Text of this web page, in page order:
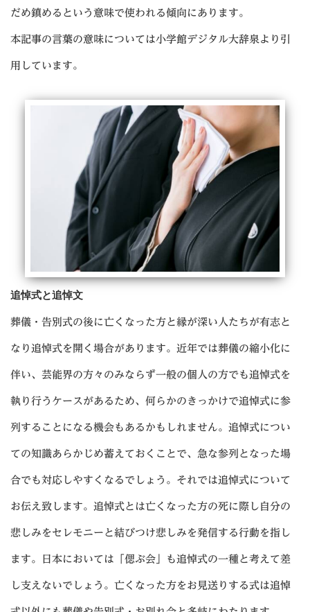
だめ鎮めるという意味で使われる傾向にあります。
本記事の言葉の意味については小学館デジタル大辞泉より引
用しています。
追悼式と追悼文
葬儀・告別式の後に亡くなった方と縁が深い人たちが有志と
なり追悼式を開く場合があります。近年では葬儀の縮小化に
伴い、芸能界の方々のみならず一般の個人の方でも追悼式を
執り行うケースがあるため、何らかのきっかけで追悼式に参
列することになる機会もあるかもしれません。追悼式につい
ての知識あらかじめ蓄えておくことで、急な参列となった場
合でも対応しやすくなるでしょう。それでは追悼式について
お伝え致します。追悼式とは亡くなった方の死に際し自分の
悲しみをセレモニーと結びつけ悲しみを発信する行動を指し
ます。日本においては「偲ぶ会」も追悼式の一種と考えて差
し支えないでしょう。亡くなった方をお見送りする式は追悼